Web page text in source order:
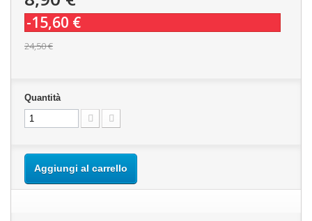
-15,60 €
24,50 €
Quantità
Aggiungi al carrello